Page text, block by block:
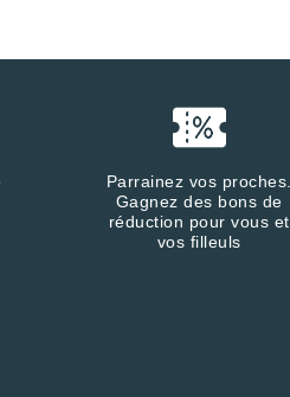
Parrainez vos proches.
Gagnez des bons de
réduction pour vous et
vos filleuls